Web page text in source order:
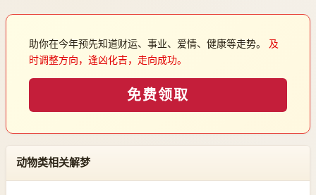
助你在今年预先知道财运、事业、爱情、健康等走势。 及
时调整方向，逢凶化吉，走向成功。
免费领取
动物类相关解梦